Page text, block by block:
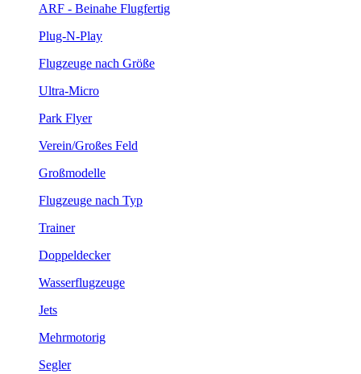
ARF - Beinahe Flugfertig
Plug-N-Play
Flugzeuge nach Größe
Ultra-Micro
Park Flyer
Verein/Großes Feld
Großmodelle
Flugzeuge nach Typ
Trainer
Doppeldecker
Wasserflugzeuge
Jets
Mehrmotorig
Segler